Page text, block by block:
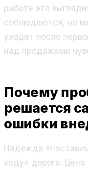
работе это
соблюдаются, но
уходят после
над продажами
Почему
решается
ошибки
Надежда
ходу» дорога.